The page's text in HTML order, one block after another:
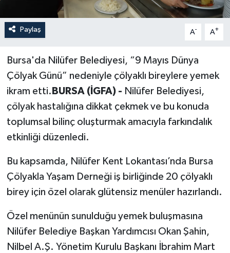
Paylaş A- A+
Bursa'da Nilüfer Belediyesi, “9 Mayıs Dünya
Çölyak Günü” nedeniyle çölyaklı bireylere yemek
ikram etti. BURSA (İGFA) - Nilüfer Belediyesi,
çölyak hastalığına dikkat çekmek ve bu konuda
toplumsal bilinç oluşturmak amacıyla farkındalık
etkinliği düzenledi.
Bu kapsamda, Nilüfer Kent Lokantası’nda Bursa
Çölyakla Yaşam Derneği iş birliğinde 20 çölyaklı
birey için özel olarak glütensiz menüler hazırlandı.
Özel menünün sunulduğu yemek buluşmasına
Nilüfer Belediye Başkan Yardımcısı Okan Şahin,
Nilbel A.Ş. Yönetim Kurulu Başkanı İbrahim Mart